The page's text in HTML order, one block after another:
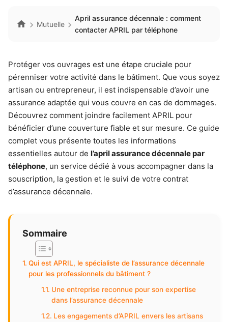
Mutuelle
April assurance décennale : comment
contacter APRIL par téléphone
Protéger vos ouvrages est une étape cruciale pour
pérenniser votre activité dans le bâtiment. Que vous soyez
artisan ou entrepreneur, il est indispensable d’avoir une
assurance adaptée qui vous couvre en cas de dommages.
Découvrez comment joindre facilement APRIL pour
bénéficier d’une couverture fiable et sur mesure. Ce guide
complet vous présente toutes les informations
essentielles autour de l’april assurance décennale par
téléphone, un service dédié à vous accompagner dans la
souscription, la gestion et le suivi de votre contrat
d’assurance décennale.
Sommaire
Qui est APRIL, le spécialiste de l’assurance décennale
pour les professionnels du bâtiment ?
Une entreprise reconnue pour son expertise
dans l’assurance décennale
Les engagements d’APRIL envers les artisans